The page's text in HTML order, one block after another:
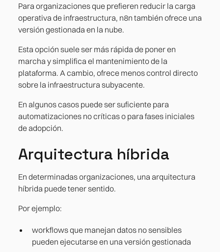
Para organizaciones que prefieren reducir la carga
operativa de infraestructura, n8n también ofrece una
versión gestionada en la nube.
Esta opción suele ser más rápida de poner en
marcha y simplifica el mantenimiento de la
plataforma. A cambio, ofrece menos control directo
sobre la infraestructura subyacente.
En algunos casos puede ser suficiente para
automatizaciones no críticas o para fases iniciales
de adopción.
Arquitectura híbrida
En determinadas organizaciones, una arquitectura
híbrida puede tener sentido.
Por ejemplo:
workflows que manejan datos no sensibles
pueden ejecutarse en una versión gestionada